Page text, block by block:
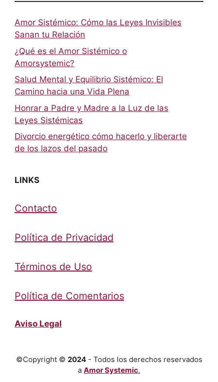
Amor Sistémico: Cómo las Leyes Invisibles
Sanan tu Relación
¿Qué es el Amor Sistémico o
Amorsystemic?
Salud Mental y Equilibrio Sistémico: El
Camino hacia una Vida Plena
Honrar a Padre y Madre a la Luz de las
Leyes Sistémicas
Divorcio energético cómo hacerlo y liberarte
de los lazos del pasado
LINKS
Contacto
Política de Privacidad
Términos de Uso
Política de Comentarios
Aviso Legal
©Copyright © 2024- Todos los derechos reservados
a Amor Systemic.